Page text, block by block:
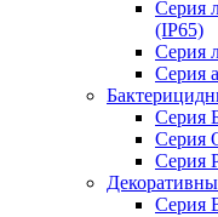
Серия
(IP65)
Серия
Серия
Серия